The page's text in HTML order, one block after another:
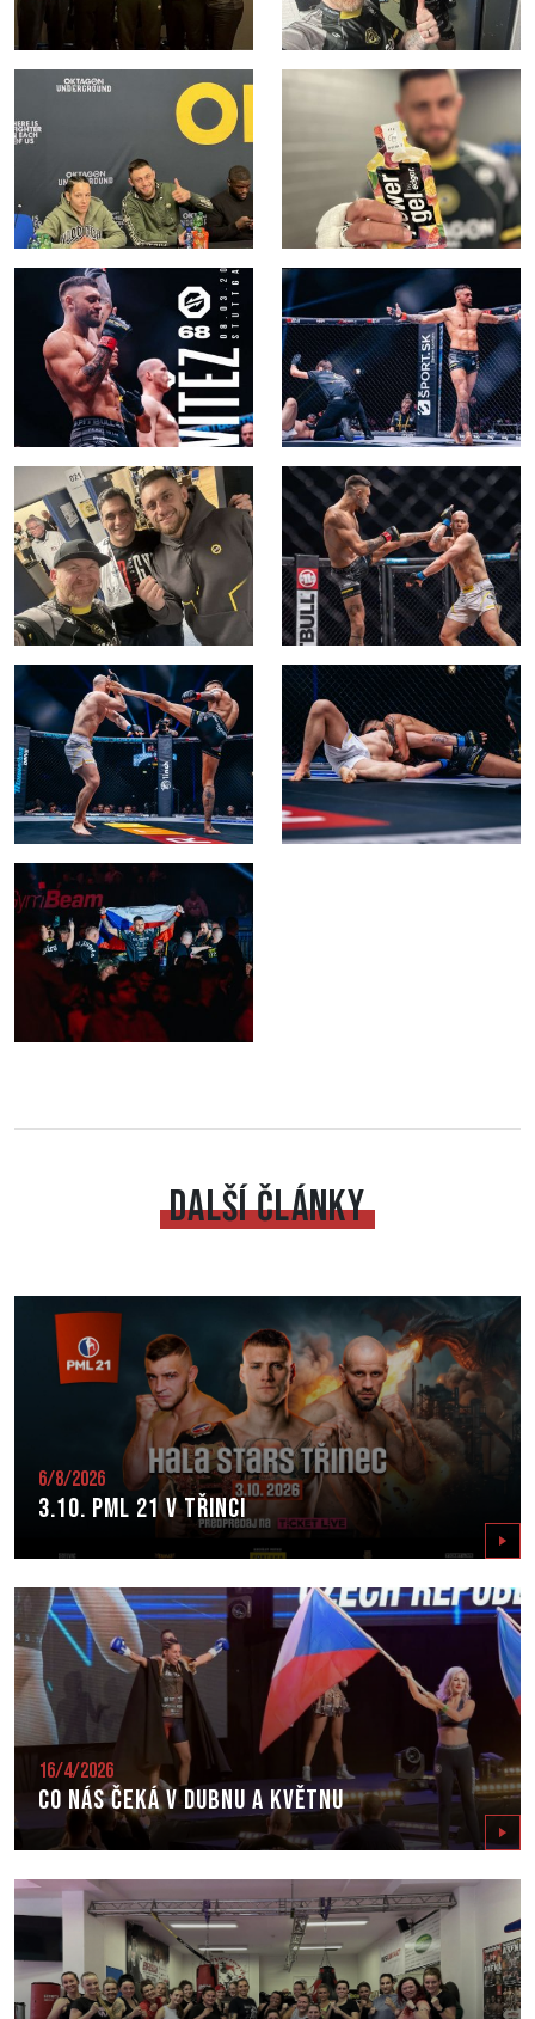
DALŠÍ ČLÁNKY
6/8/2026
3.10. PML 21 v Třinci
16/4/2026
Co nás čeká v dubnu a květnu
Zobrazit